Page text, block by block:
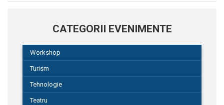
CATEGORII EVENIMENTE
Workshop
Turism
Tehnologie
Teatru